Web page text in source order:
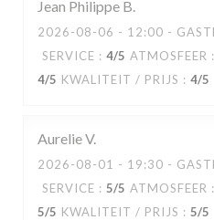
Jean Philippe B
2026-08-06 - 12:00 -
SERVICE : 4/5 ATMOSFEER :
4/5 KWALITEIT / PRIJS : 4/5
AurelieV
2026-08-01 - 19:30 -
SERVICE : 5/5 ATMOSFEER :
5/5 KWALITEIT / PRIJS : 5/5